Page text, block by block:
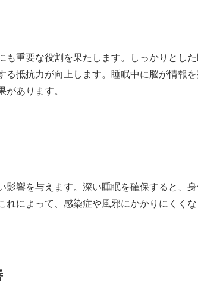
も重要な役割を果たします。しっかりとし
る抵抗力が向上します。睡眠中に脳が情報
あります。
影響を与えます。深い睡眠を確保すると、
れによって、感染症や風邪にかかりにくく